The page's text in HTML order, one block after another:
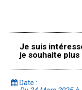
Je suis
je souhaite
Date :